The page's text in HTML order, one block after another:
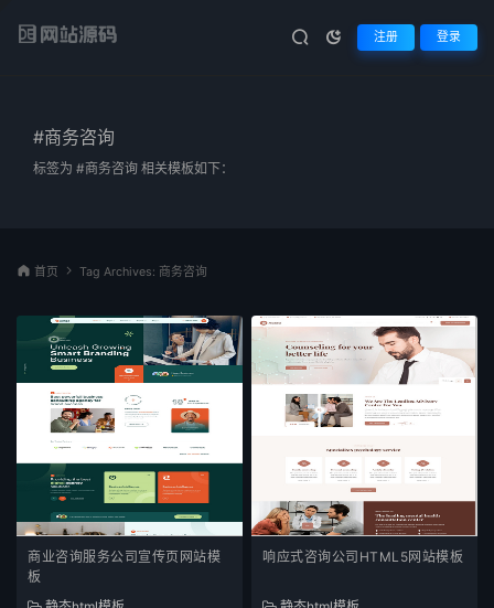
注册 登录
#商务咨询
标签为 #商务咨询 相关模板如下：
首页 Tag Archives: 商务咨询
商业咨询服务公司宣传页网站模
板
响应式咨询公司HTML5网站模板